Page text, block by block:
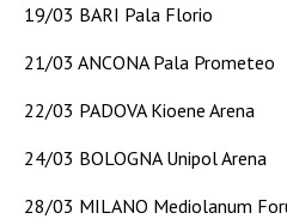
19/03 BARI Pala Florio
21/03 ANCONA Pala Prometeo
22/03 PADOVA Kioene Arena
24/03 BOLOGNA Unipol Arena
28/03 MILANO Mediolanum